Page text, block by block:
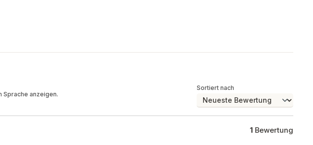
Sprache anzeigen.
Sortiert nach
1 Bewertung